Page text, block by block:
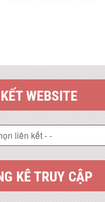
WEBSITE
KÊ TRUY CẬP